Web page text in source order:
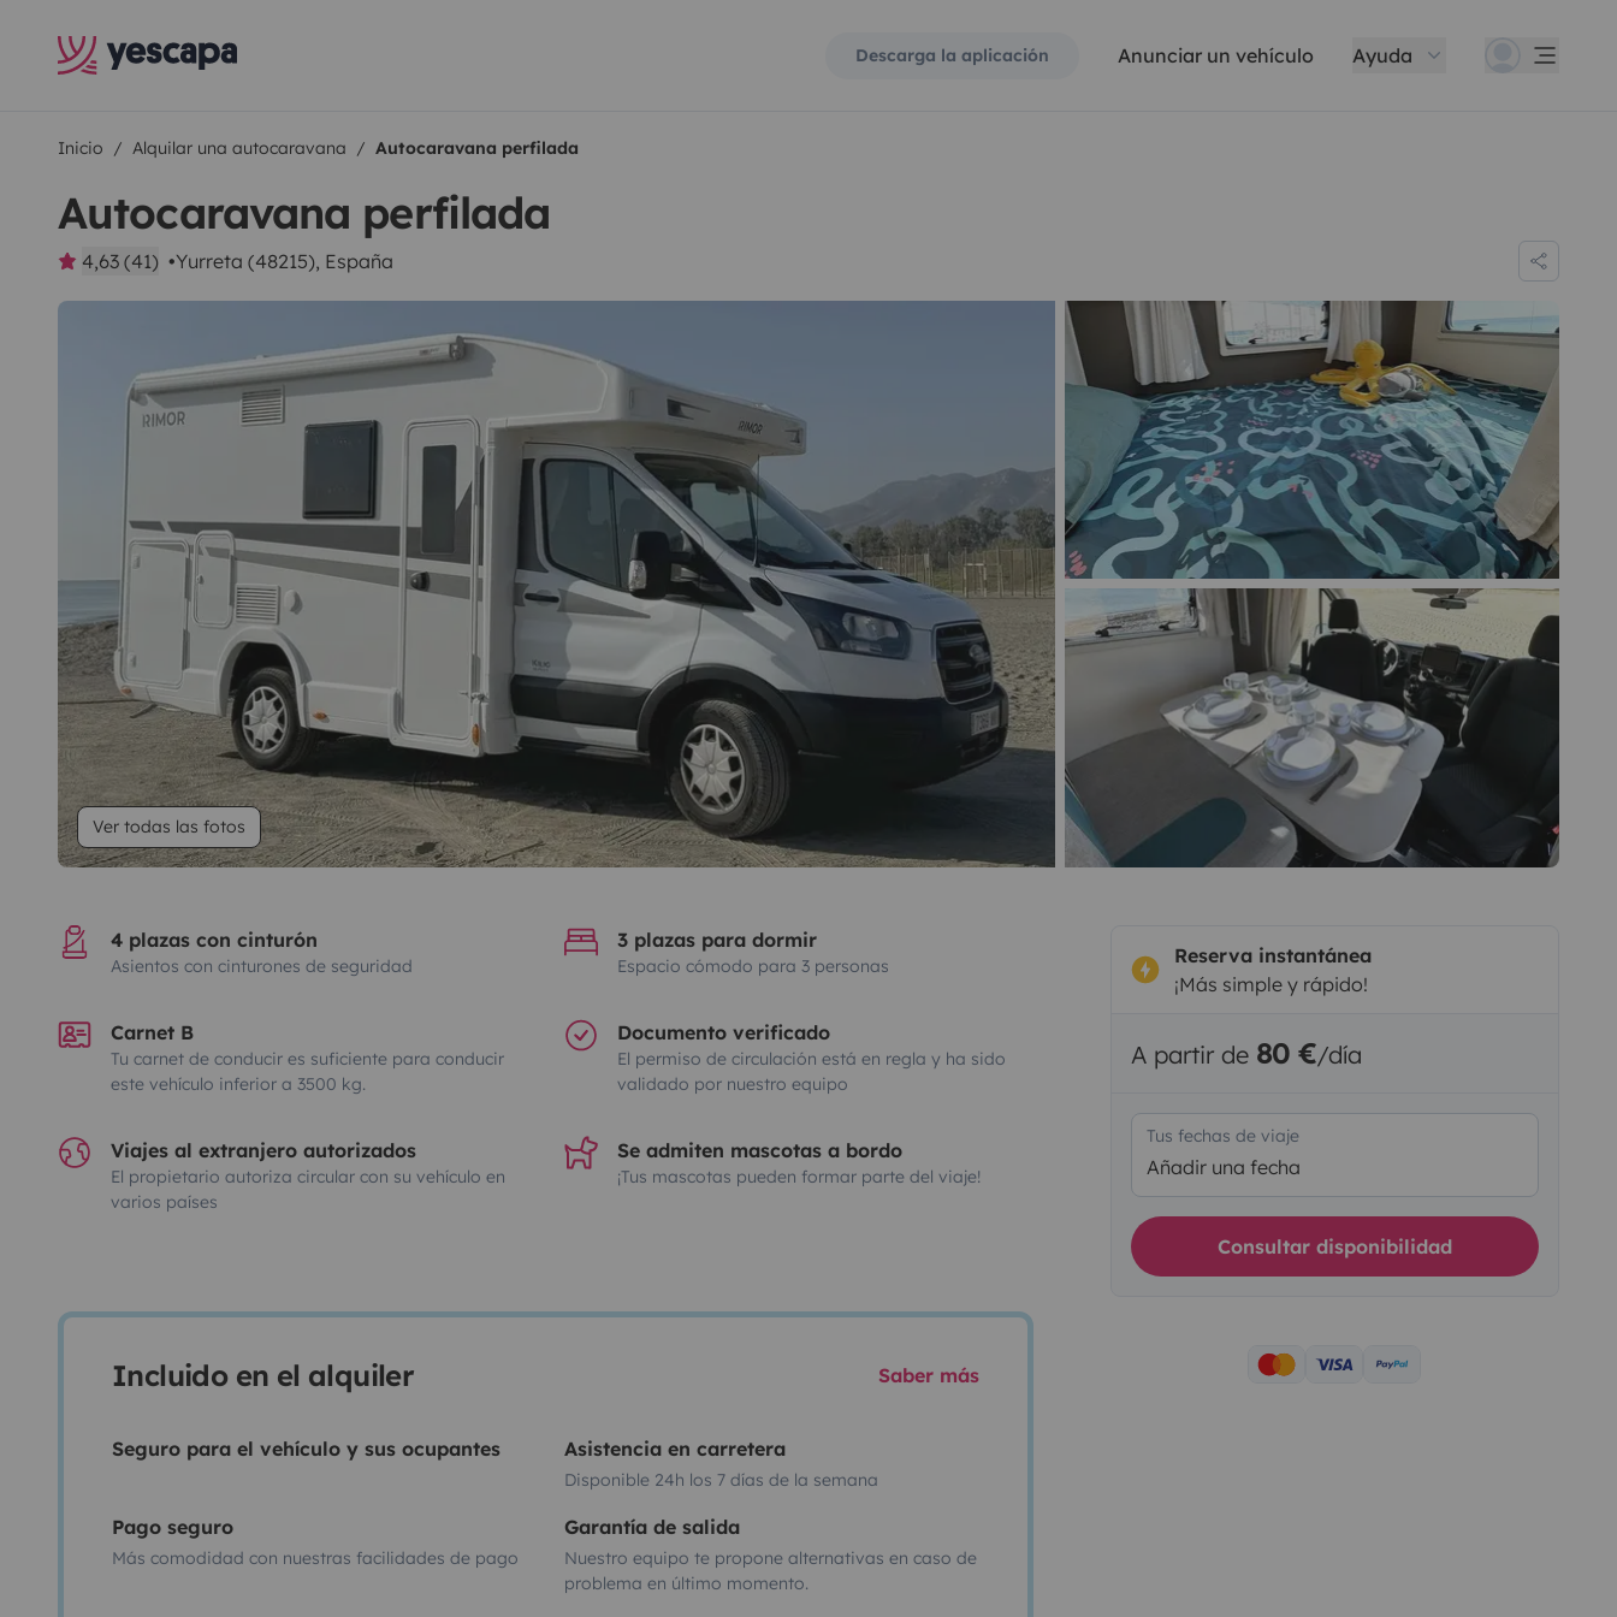
Descarga la aplicación Anunciar un vehículo Ayuda
Inicio Alquilar una autocaravana Autocaravana perfilada
Autocaravana perfilada
4,63 (41) Yurreta (48215), España
Ver todas las fotos
4 plazas con cinturón
Asientos con cinturones de seguridad
3 plazas para dormir
Espacio cómodo para 3 personas
Carnet B
Tu carnet de conducir es suficiente para conducir
este vehículo inferior a 3500 kg.
Documento verificado
El permiso de circulación está en regla y ha sido
validado por nuestro equipo
Viajes al extranjero autorizados
El propietario autoriza circular con su vehículo en
varios países
Se admiten mascotas a bordo
¡Tus mascotas pueden formar parte del viaje!
Incluido en el alquiler Saber más
Seguro para el vehículo y sus ocupantes Asistencia en carretera
Disponible 24h los 7 días de la semana
Pago seguro
Más comodidad con nuestras facilidades de pago
Garantía de salida
Nuestro equipo te propone alternativas en caso de
problema en último momento.
Reserva instantánea
¡Más simple y rápido!
A partir de 80 €/día
Tus fechas de viaje
Añadir una fecha
Consultar disponibilidad